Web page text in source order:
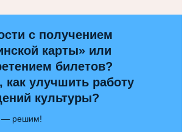
с получением
карты» или
билетов?
как улучшить работу
культуры?
— решим!